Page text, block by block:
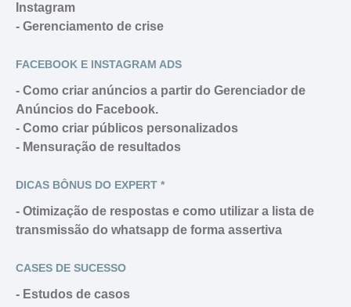
Instagram
- Gerenciamento de crise
FACEBOOK E INSTAGRAM ADS
- Como criar anúncios a partir do Gerenciador de
Anúncios do Facebook.
- Como criar públicos personalizados
- Mensuração de resultados
DICAS BÔNUS DO EXPERT *
- Otimização de respostas e como utilizar a lista de
transmissão do whatsapp de forma assertiva
CASES DE SUCESSO
- Estudos de casos